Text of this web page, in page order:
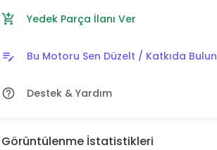
add_shopping_cart Yedek Parça İlanı Ver
edit_note Bu Motoru Sen Düzelt / Katkıda Bulun
help_outline Destek & Yardım
Görüntülenme İstatistikleri